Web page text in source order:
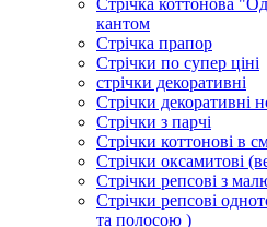
Стрічка коттонова
кантом
Стрічка прапор
Стрічки по супер ціні
стрічки декоративні
Стрічки декоративні
Стрічки з парчі
Стрічки коттонові в
Стрічки оксамитові
Стрічки репсові з
Стрічки репсові
та полосою )